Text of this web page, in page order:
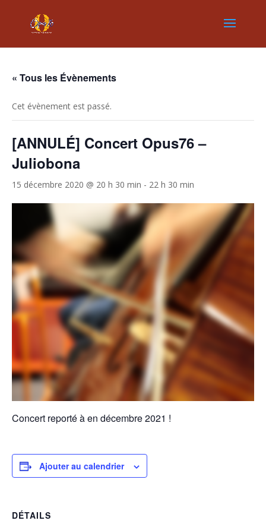
« Tous les Évènements
Cet évènement est passé.
[ANNULÉ] Concert Opus76 –
Juliobona
15 décembre 2020 @ 20 h 30 min - 22 h 30 min
Concert reporté à en décembre 2021 !
Ajouter au calendrier
DÉTAILS